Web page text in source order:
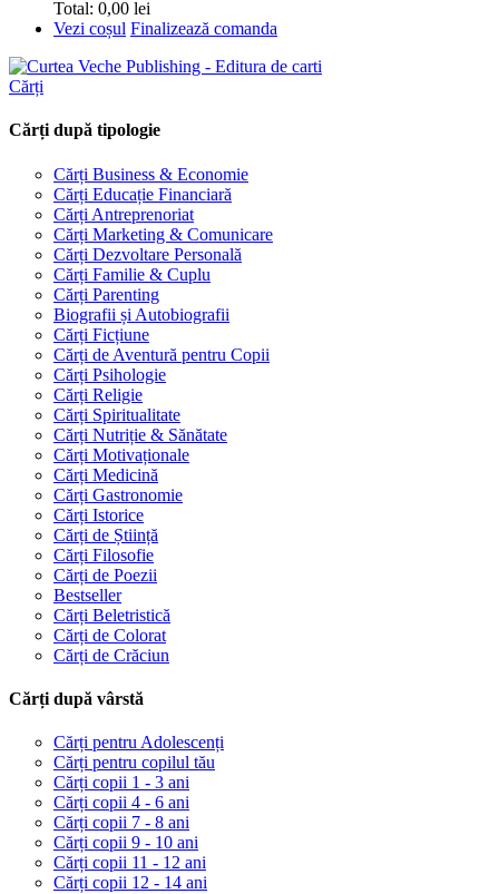
Total: 0,00 lei
Vezi coșul Finalizează comanda
Cărți
Cărți după tipologie
Cărți Business & Economie
Cărți Educație Financiară
Cărți Antreprenoriat
Cărți Marketing & Comunicare
Cărți Dezvoltare Personală
Cărți Familie & Cuplu
Cărți Parenting
Biografii și Autobiografii
Cărți Ficțiune
Cărți de Aventură pentru Copii
Cărți Psihologie
Cărți Religie
Cărți Spiritualitate
Cărți Nutriție & Sănătate
Cărți Motivaționale
Cărți Medicină
Cărți Gastronomie
Cărți Istorice
Cărți de Știință
Cărți Filosofie
Cărți de Poezii
Bestseller
Cărți Beletristică
Cărți de Colorat
Cărți de Crăciun
Cărți după vârstă
Cărți pentru Adolescenți
Cărți pentru copilul tău
Cărți copii 1 - 3 ani
Cărți copii 4 - 6 ani
Cărți copii 7 - 8 ani
Cărți copii 9 - 10 ani
Cărți copii 11 - 12 ani
Cărți copii 12 - 14 ani